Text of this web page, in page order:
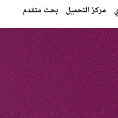
مركز التحميل بحث متقدم